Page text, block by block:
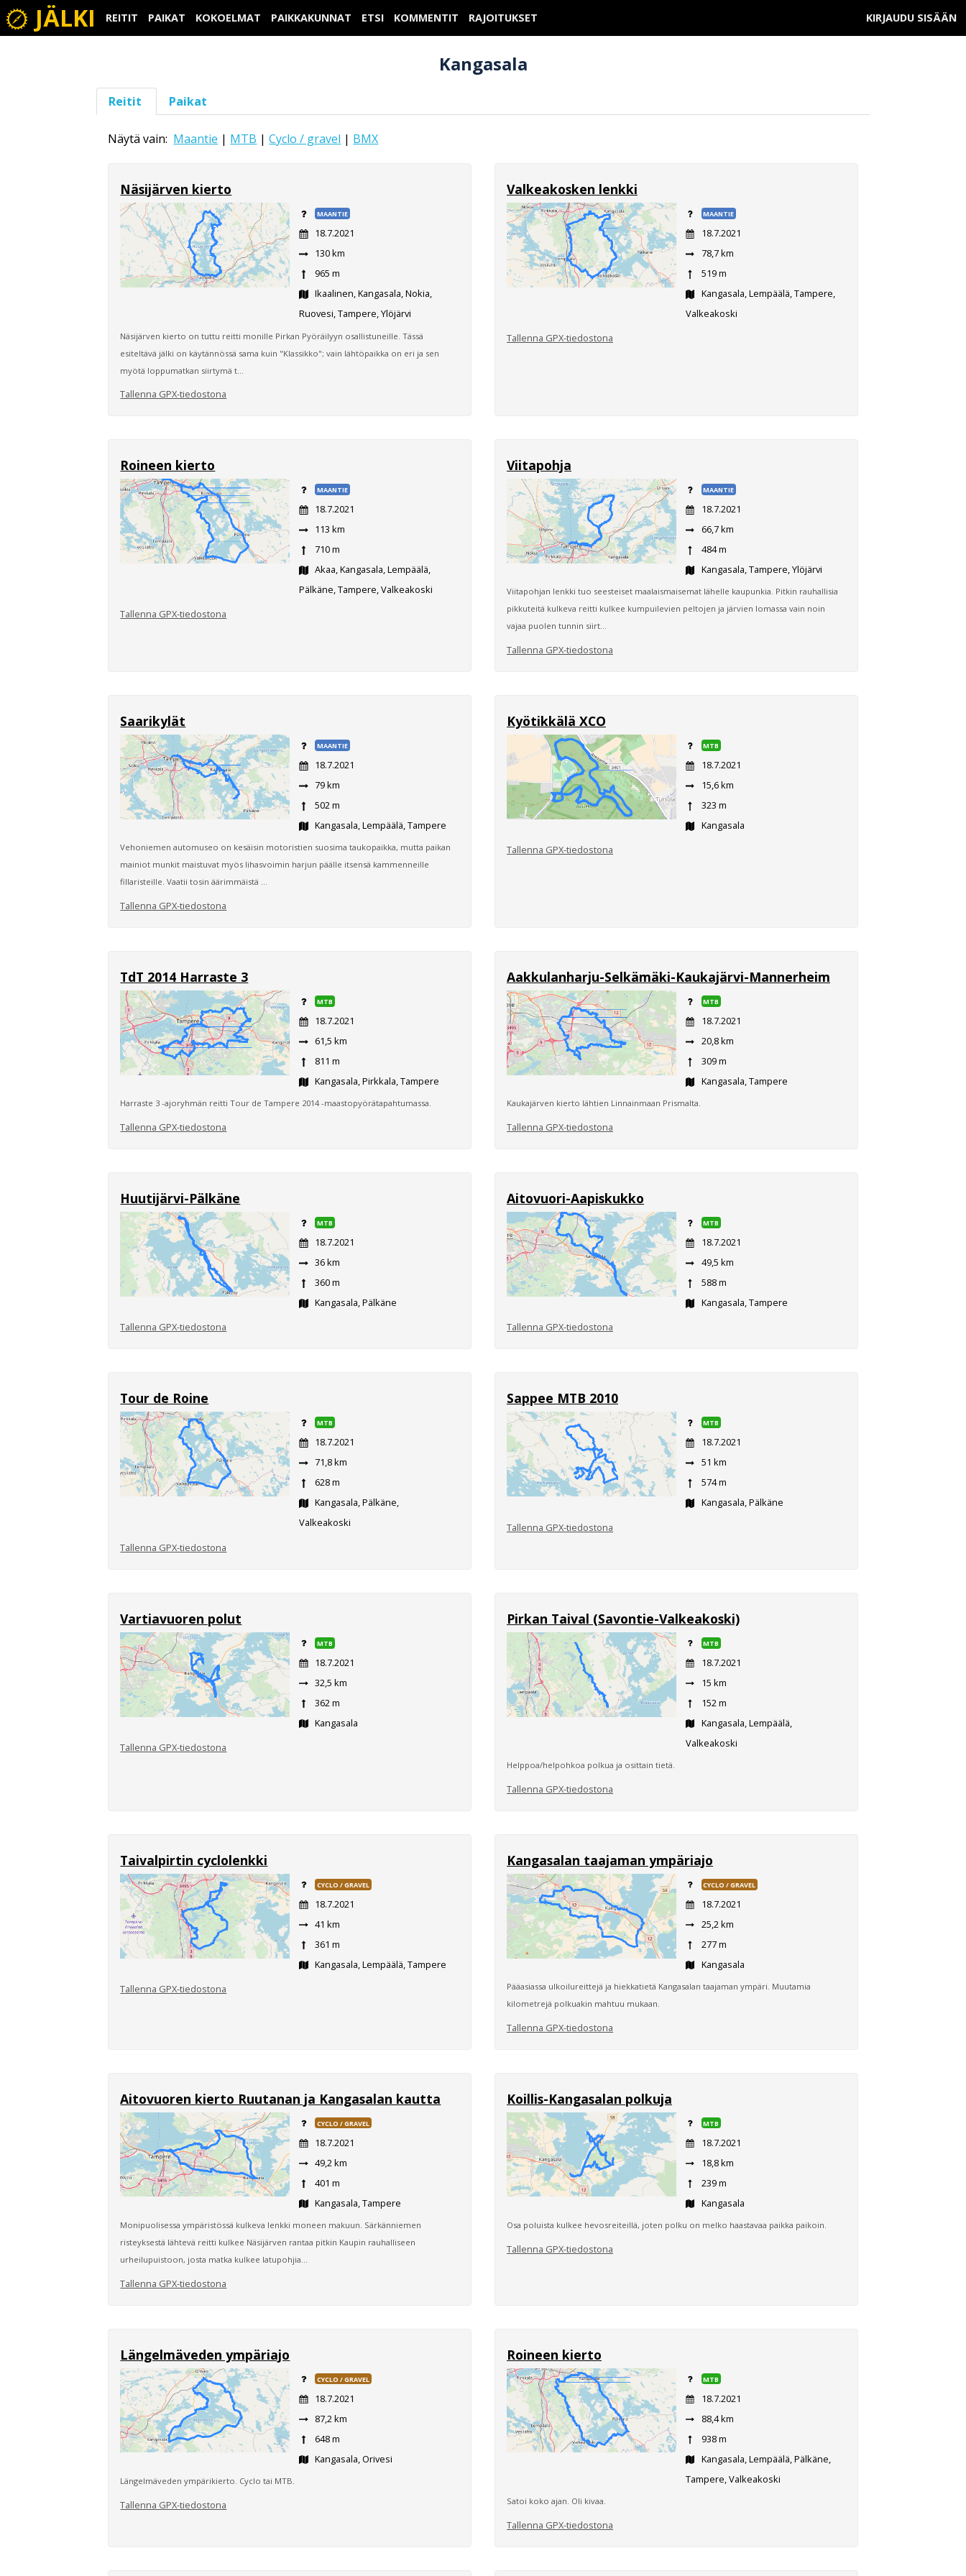
JÄLKI REITIT PAIKAT KOKOELMAT PAIKKAKUNNAT ETSI KOMMENTIT RAJOITUKSET KIRJAUDU SISÄÄN
Kangasala
Reitit Paikat
Näytä vain: Maantie | MTB |Cyclo / gravel | BMX
Näsijärven kierto
MAANTIE
18.7.2021
130 km
965 m
Ikaalinen, Kangasala, Nokia,
Ruovesi, Tampere, Ylöjärvi
Näsijärven kierto on tuttu reitti monille Pirkan Pyöräilyyn osallistuneille. Tässä
esiteltävä jälki on käytännössä sama kuin "Klassikko"; vain lähtöpaikka on eri ja sen
myötä loppumatkan siirtymä t...
Tallenna GPX-tiedostona
Valkeakosken lenkki
MAANTIE
18.7.2021
78,7 km
519 m
Kangasala, Lempäälä, Tampere,
Valkeakoski
Tallenna GPX-tiedostona
Roineen kierto
MAANTIE
18.7.2021
113 km
710 m
Akaa, Kangasala, Lempäälä,
Pälkäne, Tampere, Valkeakoski
Tallenna GPX-tiedostona
Viitapohja
MAANTIE
18.7.2021
66,7 km
484 m
Kangasala, Tampere, Ylöjärvi
Viitapohjan lenkki tuo seesteiset maalaismaisemat lähelle kaupunkia. Pitkin rauhallisia
pikkuteitä kulkeva reitti kulkee kumpuilevien peltojen ja järvien lomassa vain noin
vajaa puolen tunnin siirt...
Tallenna GPX-tiedostona
Saarikylät
MAANTIE
18.7.2021
79 km
502 m
Kangasala, Lempäälä, Tampere
Vehoniemen automuseo on kesäisin motoristien suosima taukopaikka, mutta paikan
mainiot munkit maistuvat myös lihasvoimin harjun päälle itsensä kammenneille
fillaristeille. Vaatii tosin äärimmäistä ...
Tallenna GPX-tiedostona
Kyötikkälä XCO
MTB
18.7.2021
15,6 km
323 m
Kangasala
Tallenna GPX-tiedostona
TdT 2014 Harraste 3
MTB
18.7.2021
61,5 km
811 m
Kangasala, Pirkkala, Tampere
Harraste 3 -ajoryhmän reitti Tour de Tampere 2014 -maastopyörätapahtumassa.
Tallenna GPX-tiedostona
Aakkulanharju-Selkämäki-Kaukajärvi-Mannerheim
MTB
18.7.2021
20,8 km
309 m
Kangasala, Tampere
Kaukajärven kierto lähtien Linnainmaan Prismalta.
Tallenna GPX-tiedostona
Huutijärvi-Pälkäne
MTB
18.7.2021
36 km
360 m
Kangasala, Pälkäne
Tallenna GPX-tiedostona
Aitovuori-Aapiskukko
MTB
18.7.2021
49,5 km
588 m
Kangasala, Tampere
Tallenna GPX-tiedostona
Tour de Roine
MTB
18.7.2021
71,8 km
628 m
Kangasala, Pälkäne,
Valkeakoski
Tallenna GPX-tiedostona
Sappee MTB 2010
MTB
18.7.2021
51 km
574 m
Kangasala, Pälkäne
Tallenna GPX-tiedostona
Vartiavuoren polut
MTB
18.7.2021
32,5 km
362 m
Kangasala
Tallenna GPX-tiedostona
Pirkan Taival (Savontie-Valkeakoski)
MTB
18.7.2021
15 km
152 m
Kangasala, Lempäälä,
Valkeakoski
Helppoa/helpohkoa polkua ja osittain tietä.
Tallenna GPX-tiedostona
Taivalpirtin cyclolenkki
CYCLO / GRAVEL
18.7.2021
41 km
361 m
Kangasala, Lempäälä, Tampere
Tallenna GPX-tiedostona
Kangasalan taajaman ympäriajo
CYCLO / GRAVEL
18.7.2021
25,2 km
277 m
Kangasala
Pääasiassa ulkoilureittejä ja hiekkatietä Kangasalan taajaman ympäri. Muutamia
kilometrejä polkuakin mahtuu mukaan.
Tallenna GPX-tiedostona
Aitovuoren kierto Ruutanan ja Kangasalan kautta
CYCLO / GRAVEL
18.7.2021
49,2 km
401 m
Kangasala, Tampere
Monipuolisessa ympäristössä kulkeva lenkki moneen makuun. Särkänniemen
risteyksestä lähtevä reitti kulkee Näsijärven rantaa pitkin Kaupin rauhalliseen
urheilupuistoon, josta matka kulkee latupohjia...
Tallenna GPX-tiedostona
Koillis-Kangasalan polkuja
MTB
18.7.2021
18,8 km
239 m
Kangasala
Osa poluista kulkee hevosreiteillä, joten polku on melko haastavaa paikka paikoin.
Tallenna GPX-tiedostona
Längelmäveden ympäriajo
CYCLO / GRAVEL
18.7.2021
87,2 km
648 m
Kangasala, Orivesi
Längelmäveden ympärikierto. Cyclo tai MTB.
Tallenna GPX-tiedostona
Roineen kierto
MTB
18.7.2021
88,4 km
938 m
Kangasala, Lempäälä, Pälkäne,
Tampere, Valkeakoski
Satoi koko ajan. Oli kivaa.
Tallenna GPX-tiedostona